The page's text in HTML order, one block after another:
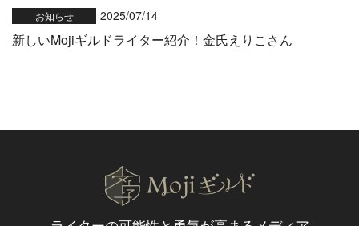
お知らせ 2025/07/14
新しいMojiギルドライター紹介！金氏えりこさん